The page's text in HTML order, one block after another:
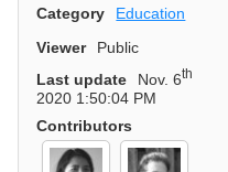
Category Education
Viewer
Public
Last update
Nov. 6th
2020 1:50:04 PM
Contributors